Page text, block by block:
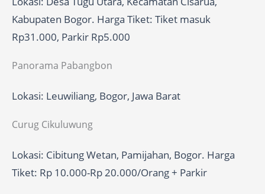
Kabupaten Bogor. Harga Tiket: Tiket masuk
Rp31.000, Parkir Rp5.000
Panorama Pabangbon
Lokasi: Leuwiliang, Bogor, Jawa Barat
Curug Cikuluwung
Lokasi: Cibitung Wetan, Pamijahan, Bogor. Harga
Tiket: Rp 10.000-Rp 20.000/Orang + Parkir